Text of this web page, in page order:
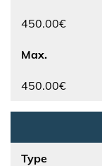
450.00€
Max.
450.00€
Type